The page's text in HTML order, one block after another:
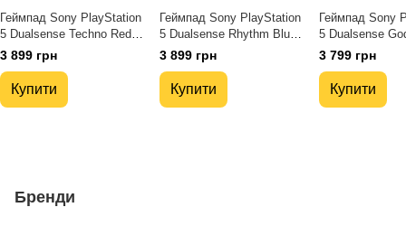
Геймпад Sony PlayStation
5 Dualsense Techno Red
(1000048516)
3 899 грн
Купити
Геймпад Sony PlayStation
5 Dualsense Rhythm Blue
(1000048536)
3 899 грн
Купити
Геймпад Sony
5 Dualsense
20th
Edition
3 799 грн
Купити
Бренди